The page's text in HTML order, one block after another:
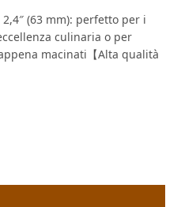
2,4″ (63 mm): perfetto per i
culinaria o per
macinati【Alta qualità